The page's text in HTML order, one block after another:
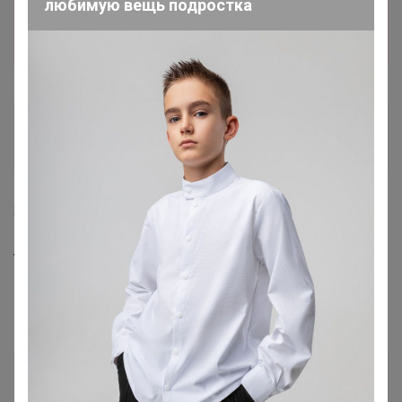
Великий магистр
27 ноября, 2021 18:01
Только я не вижу реквизитов на оплату?
Гелика
Великий магистр
любимую вещь подростка